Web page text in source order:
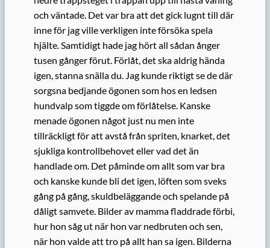
och väntade. Det var bra att det gick lugnt till där
inne för jag ville verkligen inte försöka spela
hjälte. Samtidigt hade jag hört all sådan ånger
tusen gånger förut. Förlåt, det ska aldrig hända
igen, stanna snälla du. Jag kunde riktigt se de där
sorgsna bedjande ögonen som hos en ledsen
hundvalp som tiggde om förlåtelse. Kanske
menade ögonen något just nu men inte
tillräckligt för att avstå från spriten, knarket, det
sjukliga kontrollbehovet eller vad det än
handlade om. Det påminde om allt som var bra
och kanske kunde bli det igen, löften som sveks
gång på gång, skuldbeläggande och spelande på
dåligt samvete. Bilder av mamma fladdrade förbi,
hur hon såg ut när hon var nedbruten och sen,
när hon valde att tro på allt han sa igen. Bilderna